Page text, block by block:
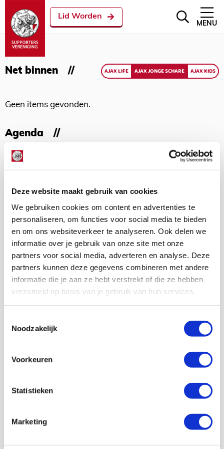
Deze website maakt gebruik van cookies
We gebruiken cookies om content en advertenties te
personaliseren, om functies voor social media te bieden
en om ons websiteverkeer te analyseren. Ook delen we
informatie over je gebruik van onze site met onze
partners voor social media, adverteren en analyse. Deze
partners kunnen deze gegevens combineren met andere
informatie die je aan ze hebt verstrekt of die ze hebben
verzameld op basis van je gebruik van hun services.
Noodzakelijk
Voorkeuren
Statistieken
Marketing
Lid Worden
MENU
Net binnen AJAX LIFE AJAX JONGE SCHARE AJAX KIDS
Geen items gevonden.
Agenda
Geen items gevonden.
Met meer dan 150.000 Ajacieden
staan wij achter Ajax!
Lid worden
Volg ons ook op social
volgers
9,6K
volgers
7,5K